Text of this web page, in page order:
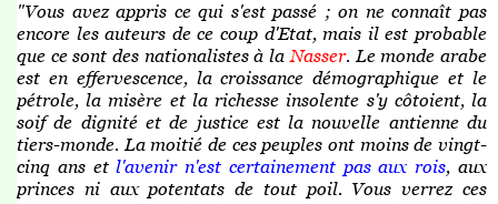
"Vous avez appris ce qui s'est passé ; on ne connaît pas
encore les auteurs de ce coup d'Etat, mais il est probable
que ce sont des nationalistes à la Nasser. Le monde arabe
est en effervescence, la croissance démographique et le
pétrole, la misère et la richesse insolente s'y côtoient, la
soif de dignité et de justice est la nouvelle antienne du
tiers-monde. La moitié de ces peuples ont moins de vingt-
cinq ans etl'avenir n'est certainement pas aux rois, aux
princes ni aux potentats de tout poil. Vous verrez ces